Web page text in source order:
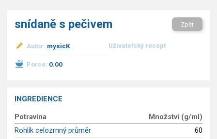
Bezmasé a zeleninové
Sladké pokrmy
Dezerty
Dětské recepty
GLP-1 recepty
snídaně s pečivem Zpět
Autor: mysicK Uživatelský recept
Porce: 0.00
INGREDIENCE
Potravina
Množství (g/ml)
Rohlík celozrnný průměr
60